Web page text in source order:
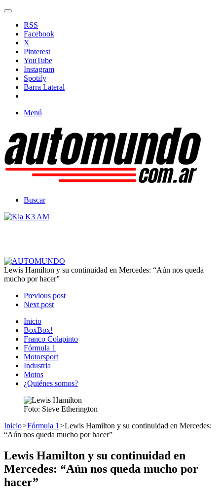
RSS
Facebook
X
Pinterest
YouTube
Instagram
Spotify
Barra Lateral
Menú
Buscar
Lewis Hamilton y su continuidad en Mercedes: “Aún nos queda
mucho por hacer”
Previous post
Next post
Inicio
BoxBox!
Franco Colapinto
Fórmula 1
Motorsport
Industria
Motos
¿Quiénes somos?
Foto: Steve Etherington
Inicio>Fórmula 1 >Lewis Hamilton y su continuidad en Mercedes:
“Aún nos queda mucho por hacer”
Lewis Hamilton y su continuidad en
Mercedes: “Aún nos queda mucho por
hacer”